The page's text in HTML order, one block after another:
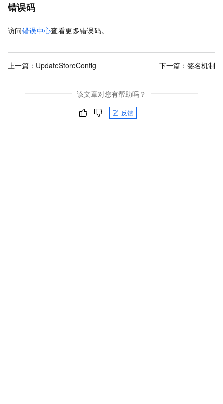
错误码
访问错误中心查看更多错误码。
上一篇： UpdateStoreConfig 下一篇： 签名机制
该文章对您有帮助吗？
反馈